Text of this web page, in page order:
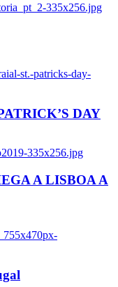
335x256.jpg
st.-patricks-day-
DAY
335x256.jpg
A LISBOA A